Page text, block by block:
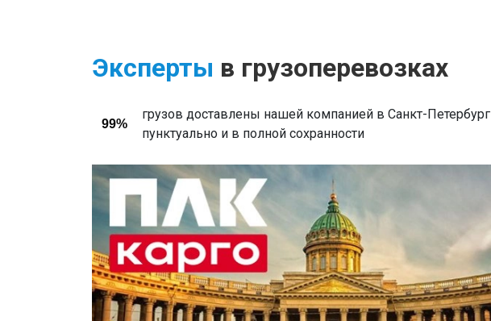
Эксперты в грузоперевозках
99%
грузов доставлены нашей компанией в Санкт-Петербург
пунктуально и в полной сохранности